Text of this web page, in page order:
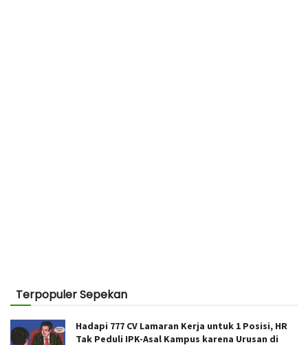
Terpopuler Sepekan
Hadapi 777 CV Lamaran Kerja untuk 1 Posisi, HR
Tak Peduli IPK-Asal Kampus karena Urusan di